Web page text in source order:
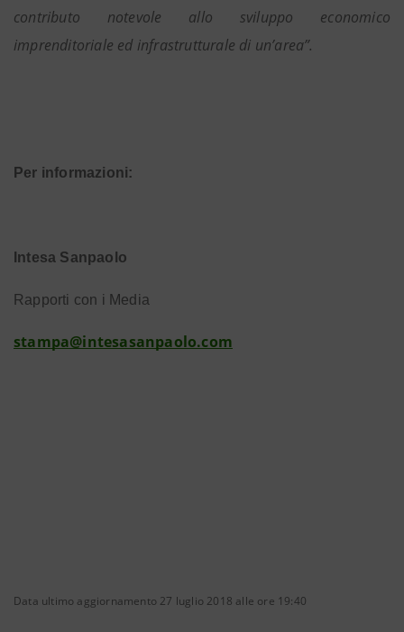
contributo notevole allo sviluppo economico
imprenditoriale ed infrastrutturale di un’area”.
Per informazioni:
Intesa Sanpaolo
Rapporti con i Media
stampa@intesasanpaolo.com
Data ultimo aggiornamento 27 luglio 2018 alle ore 19:40